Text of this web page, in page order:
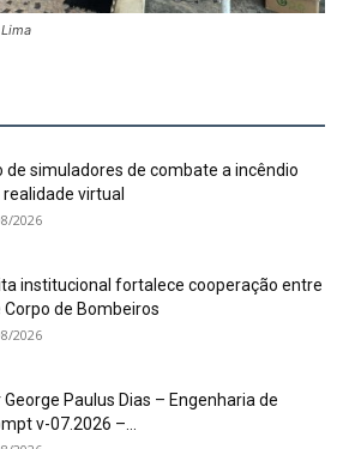
de simuladores de combate a incêndio
virtual
2026
institucional fortalece cooperação entre
Corpo de Bombeiros
2026
George Paulus Dias – Engenharia de
v-07.2026 –...